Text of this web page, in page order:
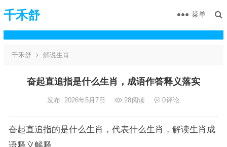
千禾舒 菜单
千禾舒 解说生肖
奋起直追指是什么生肖，成语作答释义落实
发布: 2026年5月7日 28阅读 0评论
奋起直追指的是什么生肖，代表什么生肖，解读生肖成
语释义解释